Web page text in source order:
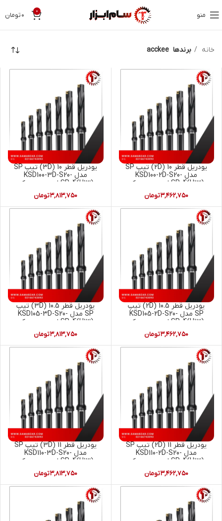
منو 0 ۰تومان
خانه برندها acckee
یودریل قطر 10 (2D) تیپ SP
مدل KSD100-2D-S20-
SP04(H13) ای سی سی کی
ACCKEE (U-DRILL)
۳,۴۶۲,۷۵۰تومان
یودریل قطر 10 (3D) تیپ SP
مدل KSD100-3D-S20-
SP04(H13) ای سی سی کی
ACCKEE (U-DRILL)
۳,۸۱۳,۷۵۰تومان
یودریل قطر 10.5 (2D) تیپ
SP مدل KSD105-2D-S20-
SP04(H13) ای سی سی کی
ACCKEE (U-DRILL)
۳,۴۶۲,۷۵۰تومان
یودریل قطر 10.5 (3D) تیپ
SP مدل KSD105-3D-S20-
SP04(H13) ای سی سی کی
ACCKEE (U-DRILL)
۳,۸۱۳,۷۵۰تومان
یودریل قطر 11 (2D) تیپ SP
مدل KSD110-2D-S20-
SP04(H13) ای سی سی کی
ACCKEE (U-DRILL)
۳,۴۶۲,۷۵۰تومان
یودریل قطر 11 (3D) تیپ SP
مدل KSD110-3D-S20-
SP04(H13) ای سی سی کی
ACCKEE (U-DRILL)
۳,۸۱۳,۷۵۰تومان